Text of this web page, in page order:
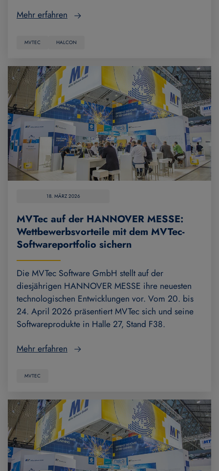
Mehr erfahren
MVTEC HALCON
18. MÄRZ 2026
MVTec auf der HANNOVER MESSE:
Wettbewerbsvorteile mit dem MVTec-
Softwareportfolio sichern
Die MVTec Software GmbH stellt auf der
diesjährigen HANNOVER MESSE ihre neuesten
technologischen Entwicklungen vor. Vom 20. bis
24. April 2026 präsentiert MVTec sich und seine
Softwareprodukte in Halle 27, Stand F38.
Mehr erfahren
MVTEC